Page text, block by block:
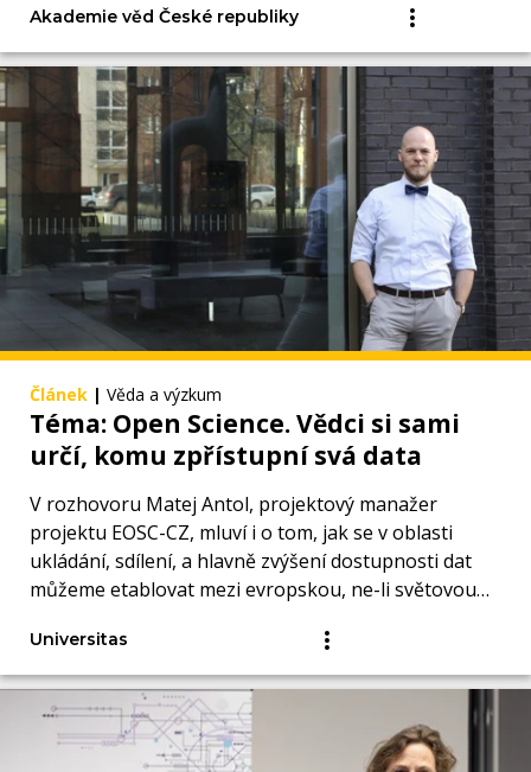
Akademie věd České republiky
Článek | Věda a výzkum
Téma: Open Science. Vědci si sami
určí, komu zpřístupní svá data
V rozhovoru Matej Antol, projektový manažer
projektu EOSC-CZ, mluví i o tom, jak se v oblasti
ukládání, sdílení, a hlavně zvýšení dostupnosti dat
můžeme etablovat mezi evropskou, ne-li světovou
Universitas